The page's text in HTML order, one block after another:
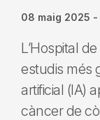
08 maig 2025 -
L’Hospital
estudis més
artificial (IA)
càncer de